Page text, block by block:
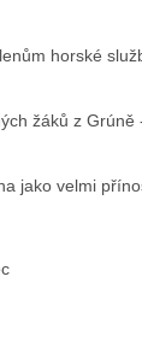
horské
žáků z Grúně
jako velmi